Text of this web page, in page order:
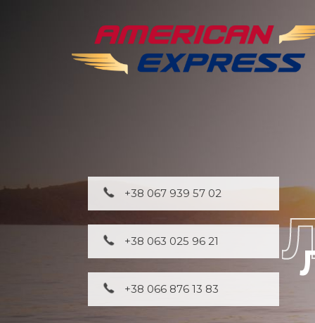
+38 067 939 57 02
+38 063 025 96 21
+38 066 876 13 83